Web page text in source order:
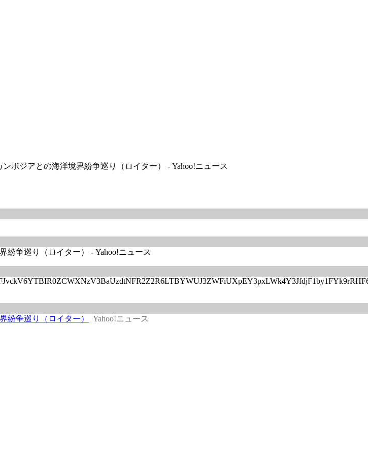
ボジアとの海洋境界紛争巡り（ロイター） - Yahoo!ニュース
紛争巡り（ロイター） - Yahoo!ニュース
紛争巡り（ロイター）
Yahoo!ニュース